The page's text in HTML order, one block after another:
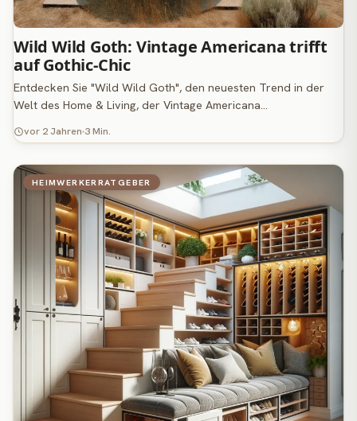
Wild Wild Goth: Vintage Americana trifft
auf Gothic-Chic
Entdecken Sie "Wild Wild Goth", den neuesten Trend in der
Welt des Home & Living, der Vintage Americana…
vor 2 Jahren 3 Min.
HEIMWERKERRATGEBER